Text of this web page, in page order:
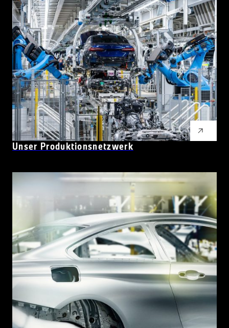
Unser Produktionsnetzwerk